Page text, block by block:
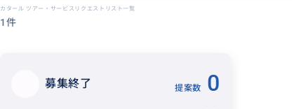
カタール ツアー・サービスリクエストリスト一覧
1件
募集終了 提案数 0